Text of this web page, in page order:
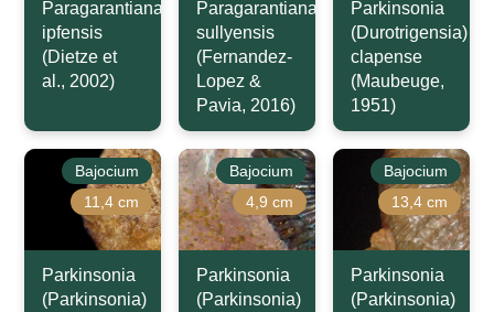
Paragarantiana
ipfensis
(Dietze et
al., 2002)
Paragarantiana
sullyensis
(Fernandez-
Lopez &
Pavia, 2016)
Parkinsonia
(Durotrigensia)
clapense
(Maubeuge,
1951)
Bajocium
11,4 cm
Parkinsonia
(Parkinsonia)
Bajocium
4,9 cm
Parkinsonia
(Parkinsonia)
Bajocium
13,4 cm
Parkinsonia
(Parkinsonia)